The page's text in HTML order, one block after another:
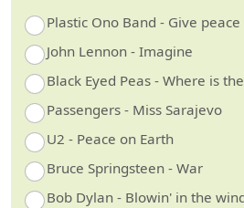
Plastic Ono Band - Give peace
John Lennon - Imagine
Black Eyed Peas - Where is
Passengers - Miss Sarajevo
U2 - Peace on Earth
Bruce Springsteen - War
Bob Dylan - Blowin' in the